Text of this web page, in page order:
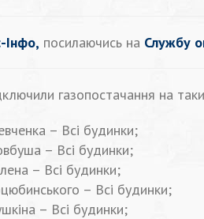
Інфо, посилаючись на Службу
газопостачання на
– Всі будинки;
– Всі будинки;
– Всі будинки;
– Всі будинки;
– Всі будинки;